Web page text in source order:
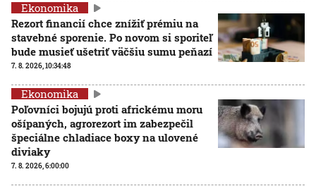
Ekonomika
Rezort financií chce znížiť prémiu na
stavebné sporenie. Po novom si sporiteľ
bude musieť ušetriť väčšiu sumu peňazí
7. 8. 2026, 10:34:48
Ekonomika
Poľovníci bojujú proti africkému moru
ošípaných, agrorezort im zabezpečil
špeciálne chladiace boxy na ulovené
diviaky
7. 8. 2026, 6:00:00